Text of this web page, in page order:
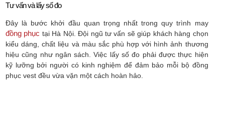
Tư vấn và lấy số đo
Đây là bước khởi đầu quan trọng nhất trong quy trình may
đồng phục tại Hà Nội. Đội ngũ tư vấn sẽ giúp khách hàng chọn
kiểu dáng, chất liệu và màu sắc phù hợp với hình ảnh thương
hiệu cũng như ngân sách. Việc lấy số đo phải được thực hiện
kỹ lưỡng bởi người có kinh nghiệm để đảm bảo mỗi bộ đồng
phục vest đều vừa vặn một cách hoàn hảo.